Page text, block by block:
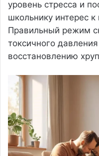
уровень стресса и
школьнику интерес
Правильный режим
токсичного
восстановлению